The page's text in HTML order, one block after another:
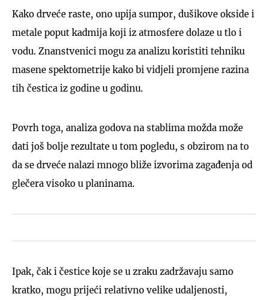
Kako drveće raste, ono upija sumpor, dušikove okside i
metale poput kadmija koji iz atmosfere dolaze u tlo i
vodu. Znanstvenici mogu za analizu koristiti tehniku
masene spektometrije kako bi vidjeli promjene razina
tih čestica iz godine u godinu.
Povrh toga, analiza godova na stablima možda može
dati još bolje rezultate u tom pogledu, s obzirom na to
da se drveće nalazi mnogo bliže izvorima zagađenja od
glečera visoko u planinama.
Ipak, čak i čestice koje se u zraku zadržavaju samo
kratko, mogu prijeći relativno velike udaljenosti,